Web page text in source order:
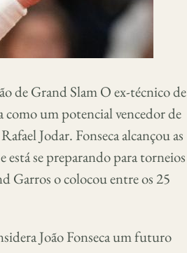
de Grand Slam O ex-técnico de
como um potencial vencedor de
Jodar. Fonseca alcançou as
se preparando para torneios
Garros o colocou entre os 25
João Fonseca um futuro